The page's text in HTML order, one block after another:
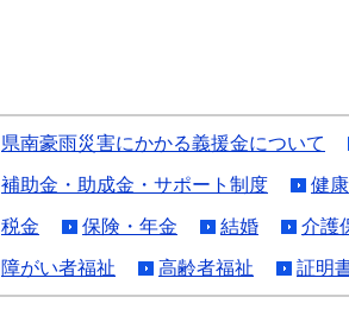
県南豪雨災害にかかる義援金について
補助金・助成金・サポート制度 健康
税金 保険・年金 結婚 介護
障がい者福祉 高齢者福祉 証明